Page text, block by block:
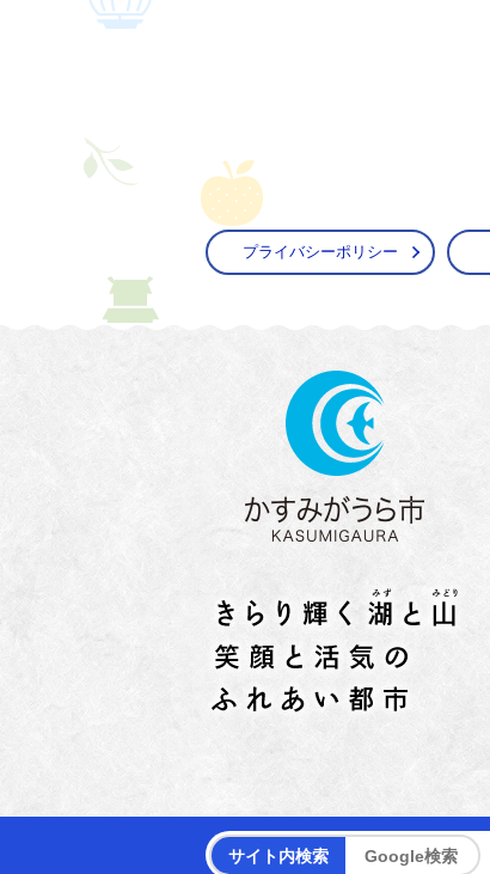
サイト内検索 Google検索
プライバシーポリシー